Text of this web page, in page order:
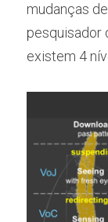
mudanças
pesquisador
existem 4